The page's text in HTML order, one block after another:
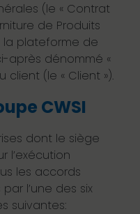
(le « Contrat
de Produits
la plateforme de
après dénommé «
client (le « Client »).
CWSI
dont le siège
l’exécution
les accords
l’une des six
suivantes: